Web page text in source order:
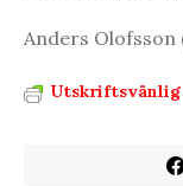
Anders
Utskriftsvänlig